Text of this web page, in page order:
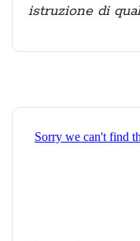
istruzione di